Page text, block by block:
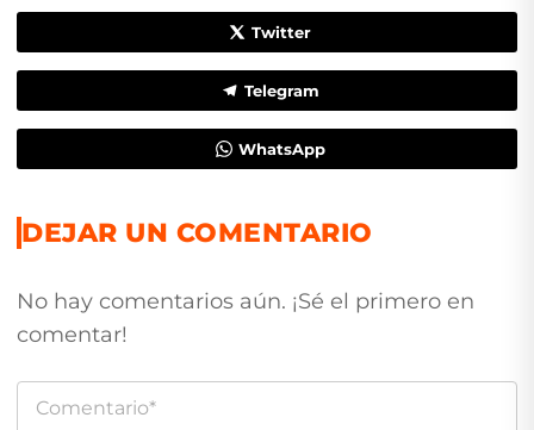
Twitter
Telegram
WhatsApp
DEJAR UN COMENTARIO
No hay comentarios aún. ¡Sé el primero en
comentar!